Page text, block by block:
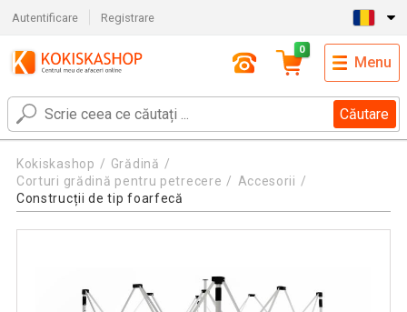
Autentificare Registrare
Căutare
0
Menu
Kokiskashop
Grădină
Corturi grădină pentru petrecere
Accesorii
Construcții de tip foarfecă